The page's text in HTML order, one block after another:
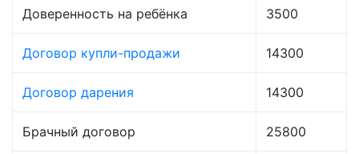
Доверенность на ребёнка 3500
Договор купли-продажи 14300
Договор дарения 14300
Брачный договор 25800